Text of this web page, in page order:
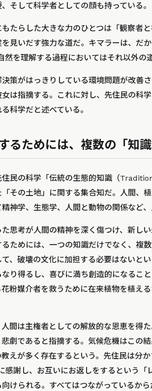
そして科学者としての顔も持っている。
たらした大きな力のひとつは「観察者
を見いだす強力な道だ。キマラーは、だ
然を理解する過程においてはそれ以外の
策がはっきりしている環境問題が改善
は指摘する。これに対し、先住民の科
科学だと述べている。
るためには、複数の「知
住民の科学「伝統の生態的知識（
その土地」に関する集合知だ。人間、
神学、生態学、人間と動物の関係など、
思考が人間の精神を深く傷つけ、新し
ためには、一つの知識だけでなく、複
、破壊の文化に加担する必要はないと
り得るし、喜びに満ち創造的になるこ
花粉媒介者を救うために在来植物を植え
間は主権者としての解放的な恩恵を得
劇であると指摘する。気候危機はこの
えが多く存在するという。先住民は分
感謝し、お互いにお返しをするという
けられる。すべてはつながっているか